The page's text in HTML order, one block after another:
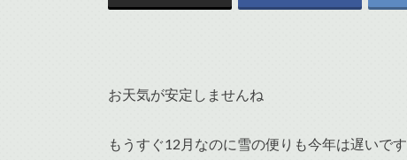
お天気が安定しませんね
もうすぐ12月なのに雪の便りも今年は遅いです